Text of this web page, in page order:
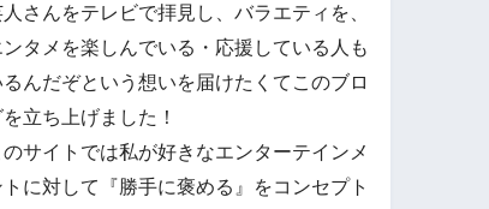
さんをテレビで拝見し、バラエティを、
ンタメを楽しんでいる・応援している人も
るんだぞという想いを届けたくてこのブロ
を立ち上げました！
のサイトでは私が好きなエンターテインメ
トに対して『勝手に褒める』をコンセプト